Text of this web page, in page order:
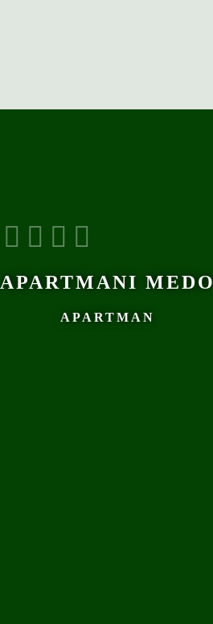
   
APARTMANI MEDO
APARTMAN